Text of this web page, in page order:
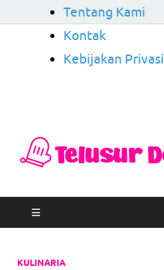
Tentang Kami
Kontak
Kebijakan Privasi
KULINARIA